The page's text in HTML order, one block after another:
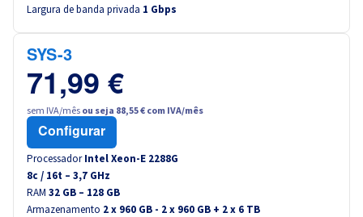
Largura de banda privada 1 Gbps
SYS-3
71,99 €
sem IVA/mês ou seja 88,55 € com IVA/mês
Configurar
Processador Intel Xeon-E 2288G
8c / 16t – 3,7 GHz
RAM 32 GB – 128 GB
Armazenamento 2 x 960 GB - 2 x 960 GB + 2 x 6 TB